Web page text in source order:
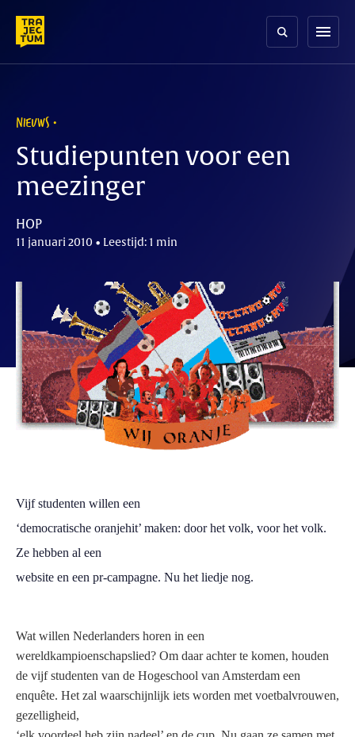
content
menu
NIEUWS
Studiepunten voor een
meezinger
HOP
11 januari 2010 • Leestijd: 1 min
Vijf studenten willen een
‘democratische oranjehit’ maken: door het volk, voor het volk.
Ze hebben al een
website en een pr-campagne. Nu het liedje nog.
Wat willen Nederlanders horen in een
wereldkampioenschapslied? Om daar achter te komen, houden
de vijf studenten van de Hogeschool van Amsterdam een
enquête. Het zal waarschijnlijk iets worden met voetbalvrouwen,
gezelligheid,